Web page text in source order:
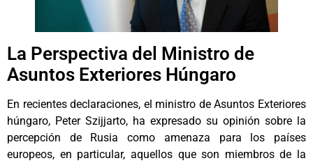
La Perspectiva del Ministro de
Asuntos Exteriores Húngaro
En recientes declaraciones, el ministro de Asuntos Exteriores
húngaro, Peter Szijjarto, ha expresado su opinión sobre la
percepción de Rusia como amenaza para los países
europeos, en particular, aquellos que son miembros de la